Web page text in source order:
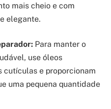
mais cheio e com
elegante.
Para manter o
use óleos
cutículas e proporcionam
uma pequena quantidade